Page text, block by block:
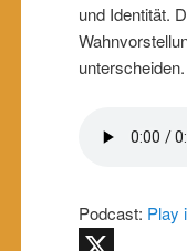
und Identität.
Podcast: Play